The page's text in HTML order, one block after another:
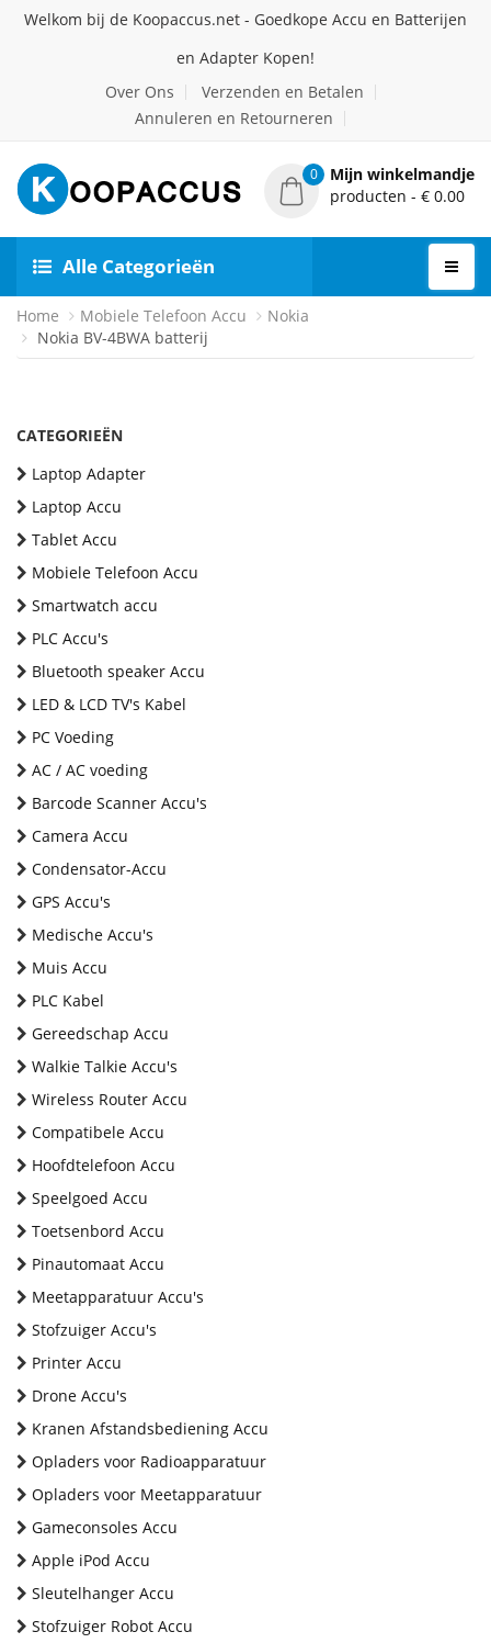
Welkom bij de Koopaccus.net - Goedkope Accu en Batterijen
en Adapter Kopen!
Over Ons
Verzenden en Betalen
Annuleren en Retourneren
0
Mijn winkelmandje
producten - € 0.00
Alle Categorieën
Home Mobiele Telefoon Accu
Nokia
Nokia BV-4BWA batterij
CATEGORIEËN
Laptop Adapter
Laptop Accu
Tablet Accu
Mobiele Telefoon Accu
Smartwatch accu
PLC Accu's
Bluetooth speaker Accu
LED & LCD TV's Kabel
PC Voeding
AC / AC voeding
Barcode Scanner Accu's
Camera Accu
Condensator-Accu
GPS Accu's
Medische Accu's
Muis Accu
PLC Kabel
Gereedschap Accu
Walkie Talkie Accu's
Wireless Router Accu
Compatibele Accu
Hoofdtelefoon Accu
Speelgoed Accu
Toetsenbord Accu
Pinautomaat Accu
Meetapparatuur Accu's
Stofzuiger Accu's
Printer Accu
Drone Accu's
Kranen Afstandsbediening Accu
Opladers voor Radioapparatuur
Opladers voor Meetapparatuur
Gameconsoles Accu
Apple iPod Accu
Sleutelhanger Accu
Stofzuiger Robot Accu